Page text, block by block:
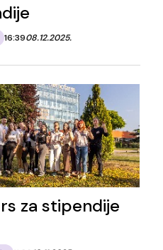
16:3908.12.2025.
za stipendije